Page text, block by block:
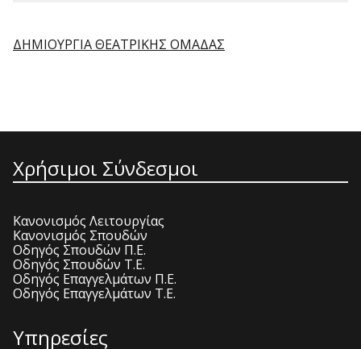
ΔΗΜΙΟΥΡΓΙΑ ΘΕΑΤΡΙΚΗΣ ΟΜΑΔΑΣ
Χρήσιμοι Σύνδεσμοι
Κανονισμός Λειτουργίας
Κανονισμός Σπουδών
Οδηγός Σπουδών Π.Ε.
Οδηγός Σπουδών Τ.Ε.
Οδηγός Επαγγελμάτων Π.Ε.
Οδηγός Επαγγελμάτων Τ.Ε.
Υπηρεσίες